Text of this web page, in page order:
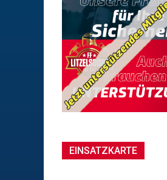
EINSATZKARTE